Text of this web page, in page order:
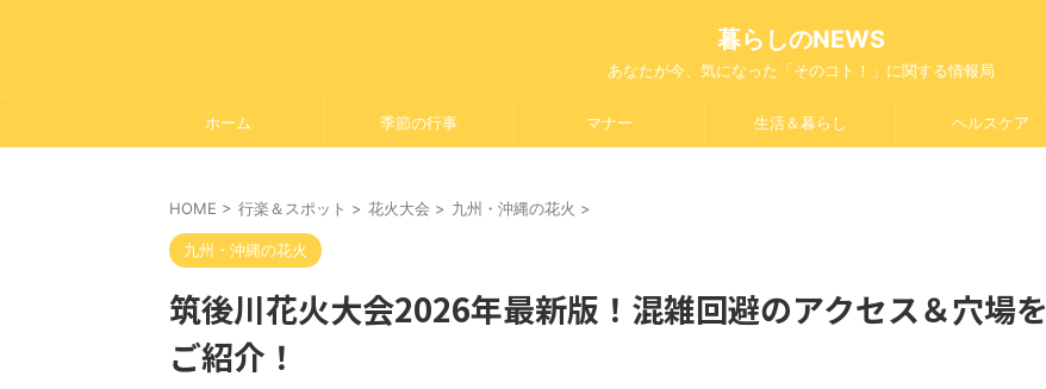
暮らしのNEWS
あなたが今、気になった「そのコト！」に関する情報局
ホーム 季節の行事 マナー 生活＆暮らし ヘルスケア
HOME > 行楽＆スポット > 花火大会 > 九州・沖縄の花火 >
九州・沖縄の花火
筑後川花火大会2026年最新版！混雑回避のアクセス＆穴場を
ご紹介！